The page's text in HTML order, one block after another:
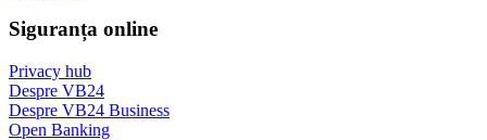
Siguranța online
Privacy hub
Despre VB24
Despre VB24 Business
Open Banking